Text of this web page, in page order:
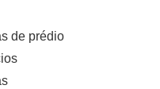
de prédio